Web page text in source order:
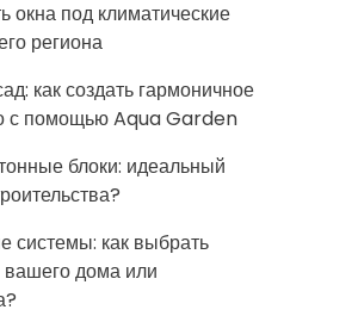
окна под климатические
региона
как создать гармоничное
с помощью Aqua Garden
блоки: идеальный
системы: как выбрать
дома или